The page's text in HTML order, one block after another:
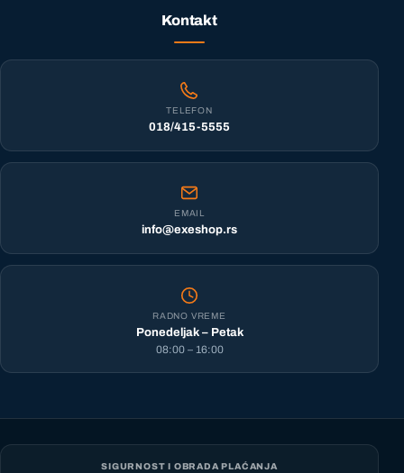
Kontakt
TELEFON
018/415-5555
EMAIL
info@exeshop.rs
RADNO VREME
Ponedeljak – Petak
08:00 – 16:00
SIGURNOST I OBRADA PLAĆANJA